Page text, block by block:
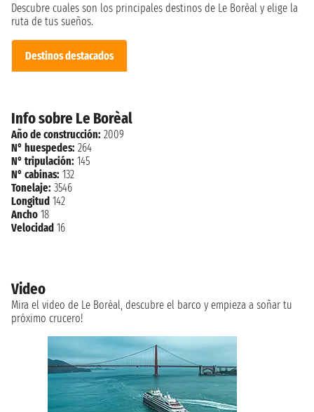
Descubre cuales son los principales destinos de Le Borèal y elige la
ruta de tus sueños.
Destinos destacados
Info sobre Le Borèal
Año de construcción: 2009
N° huespedes: 264
N° tripulación: 145
N° cabinas: 132
Tonelaje: 3546
Longitud 142
Ancho 18
Velocidad 16
Video
Mira el video de Le Borèal, descubre el barco y empieza a soñar tu
próximo crucero!